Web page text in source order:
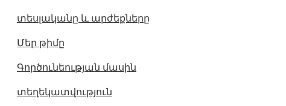
տեսլականը և արժեքները
Մեր թիմը
Գործունեության մասին
տեղեկատվություն